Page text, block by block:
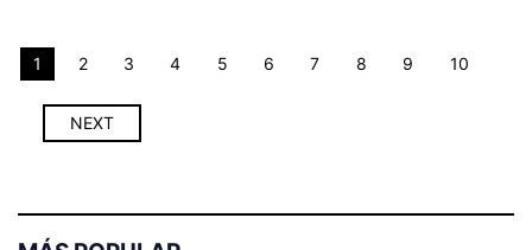
1 2 3 4 5 6 7 8 9 10
NEXT